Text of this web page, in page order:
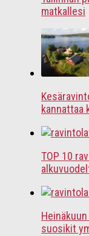
matkallesi
kannattaa
TOP 10
suosikit